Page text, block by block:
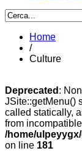
Home
/
Culture
Deprecated :
JSite::getMenu()
called statically,
from
/home/
on line 181